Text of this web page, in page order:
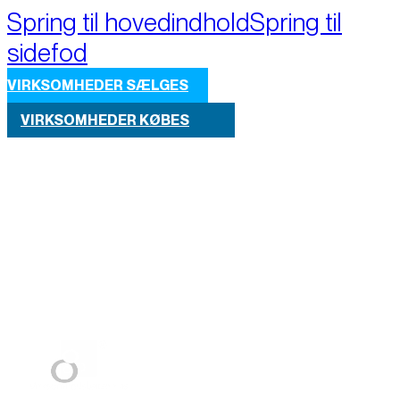
Spring til hovedindholdSpring til
sidefod
VIRKSOMHEDER SÆLGES
VIRKSOMHEDER KØBES